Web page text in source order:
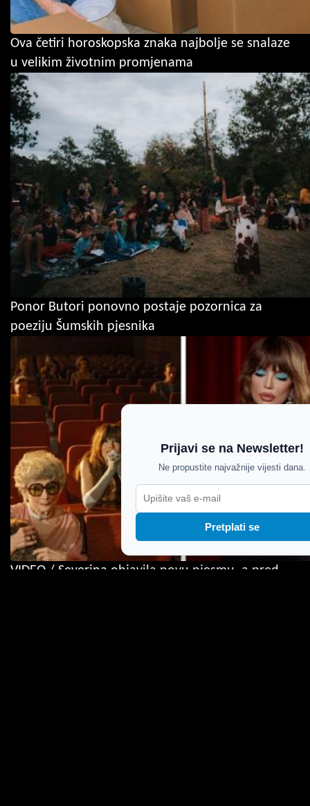
Ova četiri horoskopska znaka najbolje se snalaze
u velikim životnim promjenama
Ponor Butori ponovno postaje pozornica za
poeziju Šumskih pjesnika
VIDEO / Severina objavila novu pjesmu, a pred
Prijavi se na Newsletter!
Ne propustite najvažnije vijesti dana.
Pretplati se